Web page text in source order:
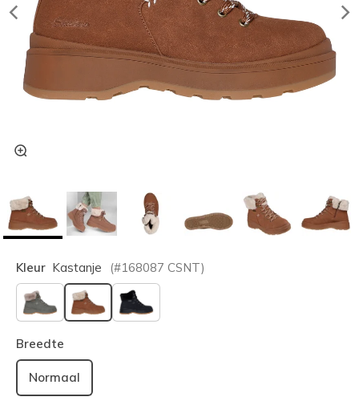
Kleur Kastanje (#168087 CSNT)
geselecteerd
Breedte
Normaal